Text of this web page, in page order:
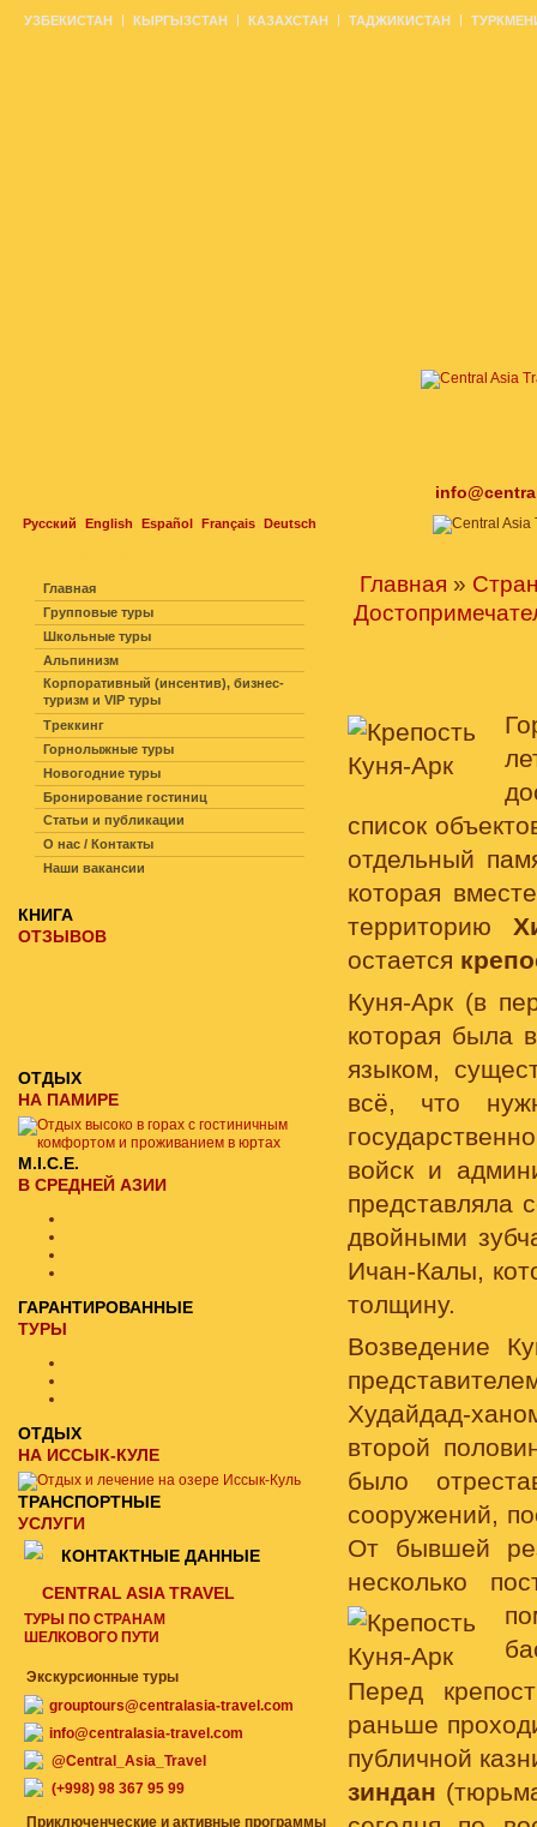
Русский English Español Français Deutsch
УЗБЕКИСТАН КЫРГЫЗСТАН КАЗАХСТАН ТАДЖИКИСТАН
Главная »
список
отдельный
которая
территорию
остается
Куня-Арк (в
которая была
языком,
всё, что
войск и
представляла
двойными
Ичан-Калы,
толщину.
Возведение
Худайдад-
второй
было
сооружений,
От бывшей
несколько
Перед
раньше
публичной
зиндан
Главная
Групповые туры
Школьные туры
Альпинизм
Корпоративный (инсентив), бизнес-
туризм и VIP туры
Треккинг
Горнолыжные туры
Новогодние туры
Бронирование гостиниц
Статьи и публикации
О нас / Контакты
Наши вакансии
КНИГА
ОТЗЫВОВ
ОТДЫХ
НА ПАМИРЕ
M.I.C.E.
В СРЕДНЕЙ АЗИИ
ГАРАНТИРОВАННЫЕ
ТУРЫ
ОТДЫХ
НА ИССЫК-КУЛЕ
ТРАНСПОРТНЫЕ
УСЛУГИ
КОНТАКТНЫЕ ДАННЫЕ
CENTRAL ASIA TRAVEL
ТУРЫ ПО СТРАНАМ
ШЕЛКОВОГО ПУТИ
Экскурсионные туры
grouptours@centralasia-travel.com
info@centralasia-travel.com
@Central_Asia_Travel
(+998) 98 367 95 99
Приключенческие и активные программы